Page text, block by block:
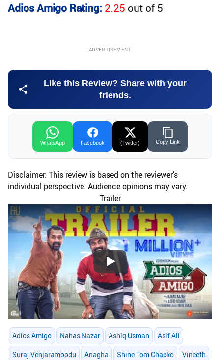
Adios Amigo Rating: 2.25 out of5
ADVERTISEMENT
Like this Review? Share with your
friends.
WhatsApp Facebook (Twitter) Copy Link
Disclaimer: This review is based on the reviewer’s
individual perspective. Audience opinions may vary.
Trailer
Play
Adios Amigo Nahas Nazar Ashiq Usman Asif Ali
Suraj Venjaramoodu Anagha Shine Tom Chacko Vineeth